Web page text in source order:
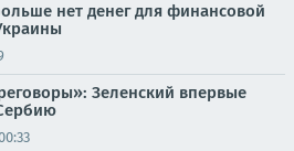
нет денег для финансовой
Зеленский впервые